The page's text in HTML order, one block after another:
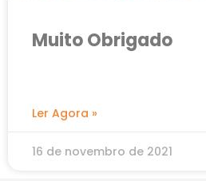
Muito Obrigado
Ler Agora »
16 de novembro de 2021